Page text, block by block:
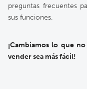
preguntas frecuentes
sus funciones.
¡Cambiamos lo que
vender sea más fácil!